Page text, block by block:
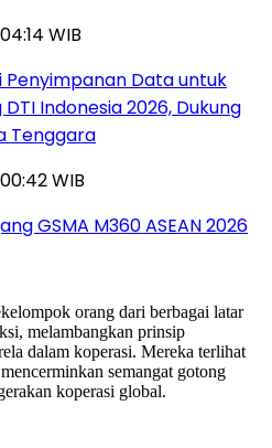
WIB
Penyimpanan Data untuk
Indonesia 2026, Dukung
Tenggara
WIB
GSMA M360 ASEAN 2026